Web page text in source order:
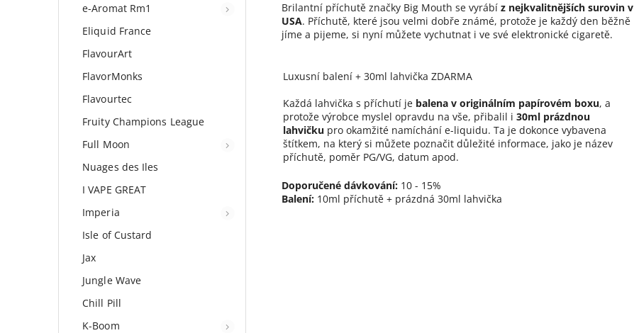
e-Aromat Rm1
Eliquid France
FlavourArt
FlavorMonks
Flavourtec
Fruity Champions League
Full Moon
Nuages des Iles
I VAPE GREAT
Imperia
Isle of Custard
Jax
Jungle Wave
Chill Pill
K-Boom
Brilantní příchutě značky Big Mouth se vyrábí z nejkvalitnějších surovin v
USA. Příchutě, které jsou velmi dobře známé, protože je každý den běžně
jíme a pijeme, si nyní můžete vychutnat i ve své elektronické cigaretě.
Luxusní balení + 30ml lahvička ZDARMA
Každá lahvička s příchutí je balena v originálním papírovém boxu, a
protože výrobce myslel opravdu na vše, přibalil i 30ml prázdnou
lahvičku pro okamžité namíchání e-liquidu. Ta je dokonce vybavena
štítkem, na který si můžete poznačit důležité informace, jako je název
příchutě, poměr PG/VG, datum apod.
Doporučené dávkování: 10 - 15%
Balení: 10ml příchutě + prázdná 30ml lahvička